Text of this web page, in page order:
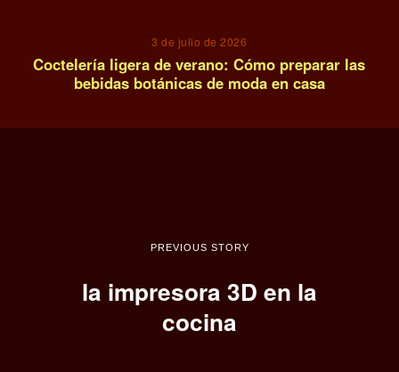
3 de julio de 2026
Coctelería ligera de verano: Cómo preparar las
bebidas botánicas de moda en casa
PREVIOUS STORY
la impresora 3D en la
cocina